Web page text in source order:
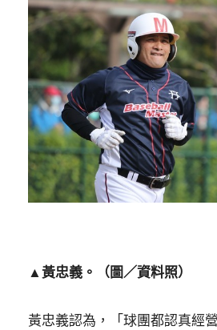
▲黃忠義。（圖／資料照）
黃忠義認為，「球團都認真經